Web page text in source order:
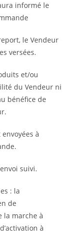
informé le
le Vendeur
versées.
et/ou
du Vendeur ni
bénéfice de
à
suivi.
: la
de
la marche à
à